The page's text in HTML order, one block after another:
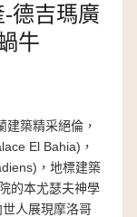
德吉瑪廣
牛
建築精采絕倫，
El Bahia)，
，地標建築
的本尤瑟夫神學
人展現摩洛哥